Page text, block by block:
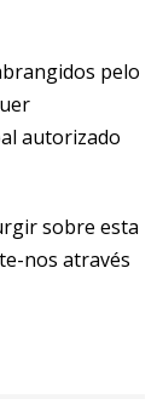
pelo
autorizado
sobre esta
nos através